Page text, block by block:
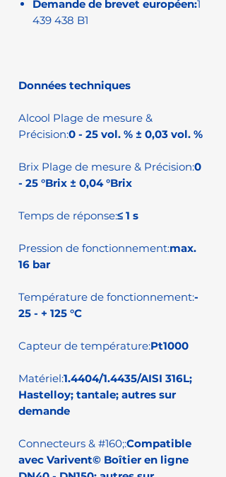
Demande de brevet européen:1
439 438 B1
Données techniques
Alcool Plage de mesure &
Précision:0 - 25 vol. % ± 0,03 vol. %
Brix Plage de mesure & Précision:0
- 25 °Brix ± 0,04 °Brix
Temps de réponse:≤ 1 s
Pression de fonctionnement:max.
16 bar
Température de fonctionnement:-
25 - + 125 °C
Capteur de température:Pt1000
Matériel:1.4404/1.4435/AISI 316L;
Hastelloy; tantale; autres sur
demande
Connecteurs & #160;:Compatible
avec Varivent© Boîtier en ligne